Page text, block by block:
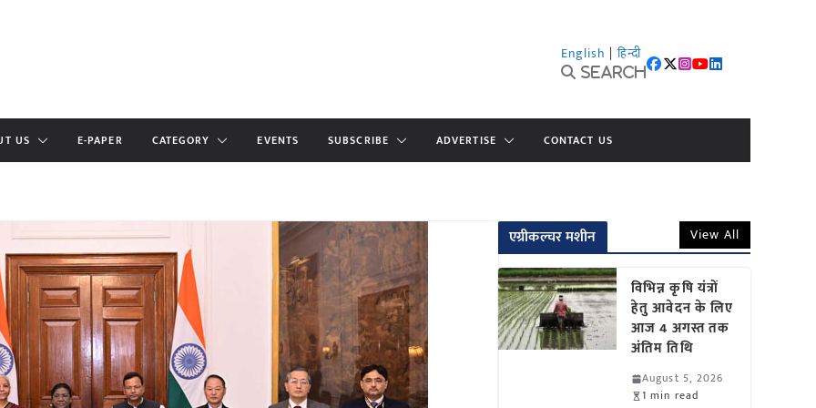
English | हिन्दी
Search
US E-PAPER CATEGORY EVENTS SUBSCRIBE ADVERTISE CONTACT US
एग्रीकल्चर मशीन View All
विभिन्न कृषि यंत्रों
हेतु आवेदन के लिए
आज 4 अगस्त तक
अंतिम तिथि
August 5, 2026
1 min read